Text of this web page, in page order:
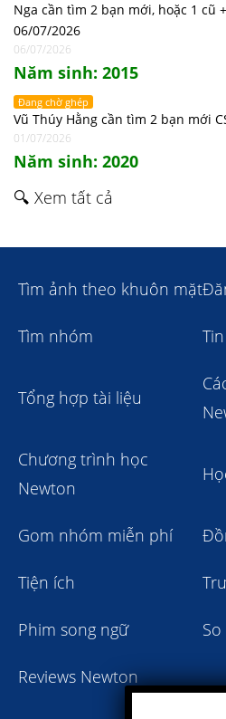
Nga cần tìm 2 bạn mới, hoặc 1 cũ
06/07/2026
06/07/2026
Năm sinh: 2015
Đang chờ ghép
Vũ Thúy Hằng cần tìm 2 bạn mới
01/07/2026
Năm sinh: 2020
🔍 Xem tất cả
Tìm ảnh theo khuôn mặt
Tìm nhóm
Tổng hợp tài liệu
Chương trình học
Newton
Gom nhóm miễn phí
Tiện ích
Phim song ngữ
Reviews Newton